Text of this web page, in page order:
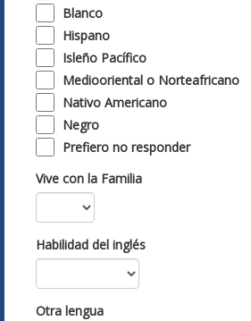
Blanco
Hispano
Isleño Pacífico
Mediooriental o Norteafricano
Nativo Americano
Negro
Prefiero no responder
Vive con la Familia
Habilidad del inglés
Otra lengua